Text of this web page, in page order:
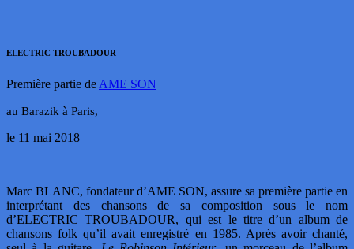
ELECTRIC TROUBADOUR
Première partie de AME SON
au Barazik à Paris,
le 11 mai 2018
Marc BLANC, fondateur d’AME SON, assure sa première partie en
interprétant des chansons de sa composition sous le nom
d’ELECTRIC TROUBADOUR, qui est le titre d’un album de
chansons folk qu’il avait enregistré en 1985. Après avoir chanté,